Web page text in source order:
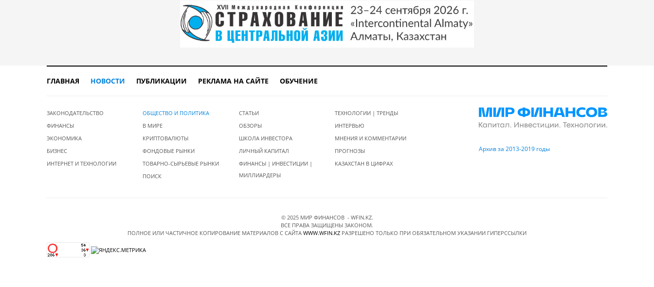
ГЛАВНАЯ НОВОСТИ ПУБЛИКАЦИИ РЕКЛАМА НА САЙТЕ ОБУЧЕНИЕ
ЗАКОНОДАТЕЛЬСТВО
ФИНАНСЫ
ЭКОНОМИКА
БИЗНЕС
ИНТЕРНЕТ И ТЕХНОЛОГИИ
ОБЩЕСТВО И ПОЛИТИКА
В МИРЕ
КРИПТОВАЛЮТЫ
ФОНДОВЫЕ РЫНКИ
ТОВАРНО-СЫРЬЕВЫЕ РЫНКИ
ПОИСК
СТАТЬИ
ОБЗОРЫ
ШКОЛА ИНВЕСТОРА
ЛИЧНЫЙ КАПИТАЛ
ФИНАНСЫ | ИНВЕСТИЦИИ |
МИЛЛИАРДЕРЫ
ТЕХНОЛОГИИ | ТРЕНДЫ
ИНТЕРВЬЮ
МНЕНИЯ И КОММЕНТАРИИ
ПРОГНОЗЫ
КАЗАХСТАН В ЦИФРАХ
Архив за 2013-2019 годы
© 2025 МИР ФИНАНСОВ - WFIN.KZ.
ВСЕ ПРАВА ЗАЩИЩЕНЫ ЗАКОНОМ.
ПОЛНОЕ ИЛИ ЧАСТИЧНОЕ КОПИРОВАНИЕ МАТЕРИАЛОВ C САЙТА WWW.WFIN.KZ РАЗРЕШЕНО ТОЛЬКО ПРИ ОБЯЗАТЕЛЬНОМ УКАЗАНИИ ГИПЕРССЫЛКИ